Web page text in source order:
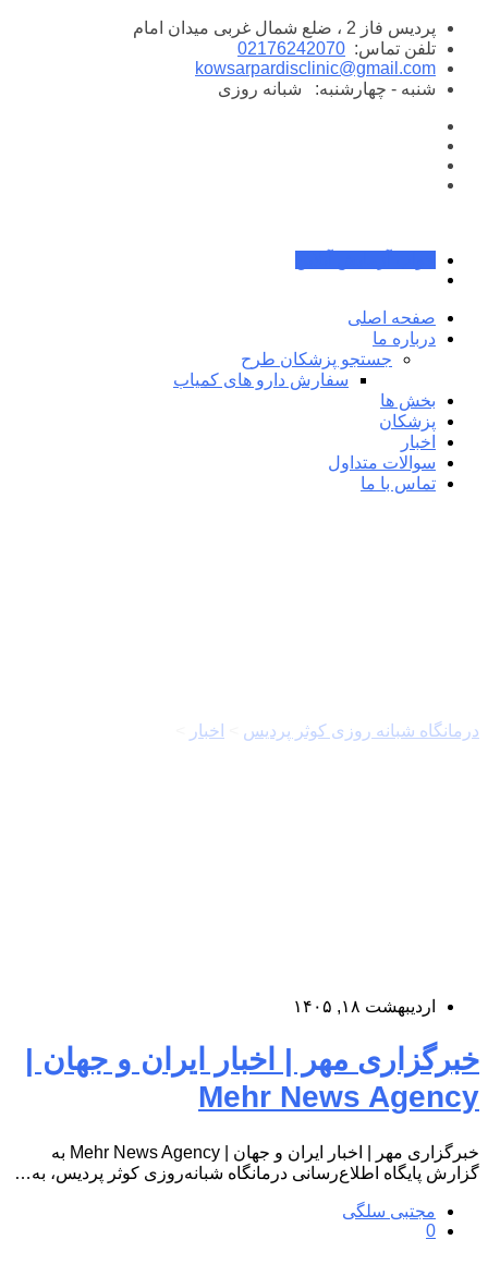
پرش
محتوا
پردیس فاز 2 ، ضلع شمال غربی میدان امام
تلفن تماس: 02176242070
kowsarpardisclinic@gmail.com
شنبه - چهارشنبه:
شبانه روزی
صفحه اصلی
درباره ما
جستجو پزشکان طرح
سفارش دارو های کمیاب
بخش ها
پزشکان
اخبار
سوالات متداول
تماس با ما
درمانگاه شبانه روزی کوثر پردیس اخبار
اردیبهشت ۱۸, ۱۴۰۵
خبرگزاری مهر | اخبار ایران و جهان |
Mehr News Agency
خبرگزاری مهر | اخبار ایران و جهان | Mehr News Agency به
گزارش پایگاه اطلاع‌رسانی درمانگاه شبانه‌روزی کوثر پردیس، به…
مجتبی سلگی
0